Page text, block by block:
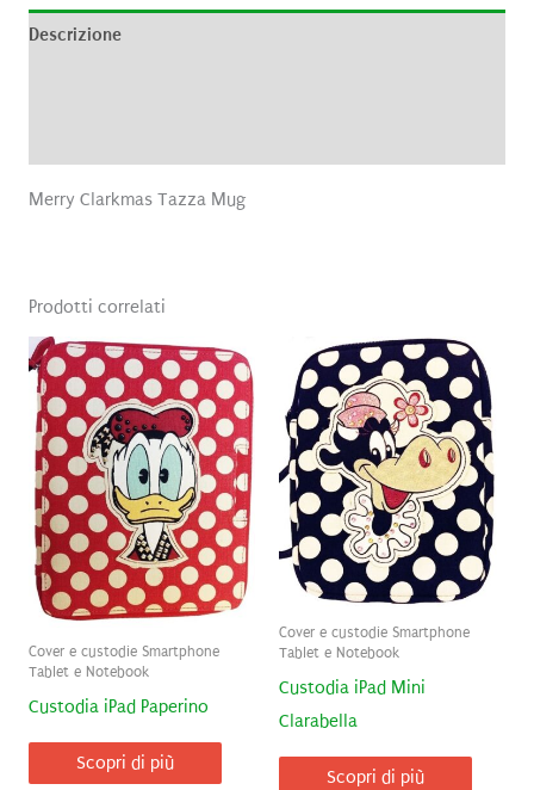
Descrizione
Merry Clarkmas Tazza Mug
Prodotti correlati
Cover e custodie Smartphone
Tablet e Notebook
Custodia iPad Paperino
Scopri di più
Cover e custodie Smartphone
Tablet e Notebook
Custodia iPad Mini
Clarabella
Scopri di più